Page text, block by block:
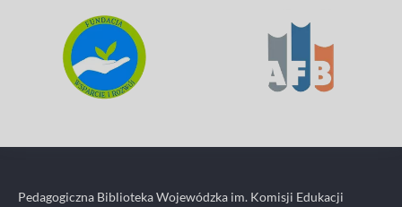
Pedagogiczna Biblioteka Wojewódzka im. Komisji Edukacji